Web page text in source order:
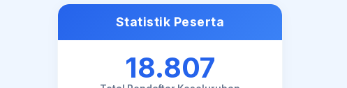
Statistik Peserta
18.807